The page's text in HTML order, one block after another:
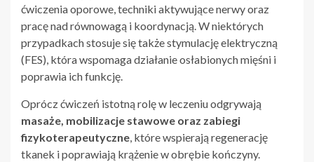
ćwiczenia oporowe, techniki aktywujące nerwy oraz
pracę nad równowagą i koordynacją. W niektórych
przypadkach stosuje się także stymulację elektryczną
(FES), która wspomaga działanie osłabionych mięśni i
poprawia ich funkcję.
Oprócz ćwiczeń istotną rolę w leczeniu odgrywają
masaże, mobilizacje stawowe oraz zabiegi
fizykoterapeutyczne, które wspierają regenerację
tkanek i poprawiają krążenie w obrębie kończyny.